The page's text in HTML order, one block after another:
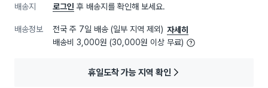
배송지 로그인 후 배송지를 확인해 보세요.
배송정보 전국 주 7일 배송 (일부 지역 제외) 자세히
배송비 3,000원 (30,000원 이상 무료)
휴일도착 가능 지역 확인